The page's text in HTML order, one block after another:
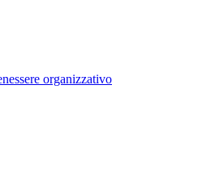
organizzativo